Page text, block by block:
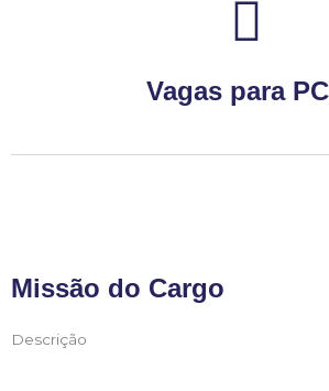
Vagas para
Missão do Cargo
Descrição